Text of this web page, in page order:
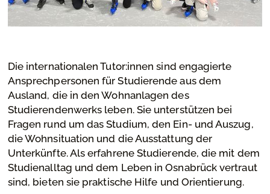
Die internationalen Tutor:innen sind engagierte
Ansprechpersonen für Studierende aus dem
Ausland, die in den Wohnanlagen des
Studierendenwerks leben. Sie unterstützen bei
Fragen rund um das Studium, den Ein- und Auszug,
die Wohnsituation und die Ausstattung der
Unterkünfte. Als erfahrene Studierende, die mit dem
Studienalltag und dem Leben in Osnabrück vertraut
sind, bieten sie praktische Hilfe und Orientierung.